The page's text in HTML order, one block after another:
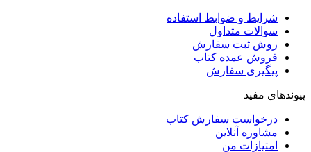
شرایط و ضوابط استفاده
سوالات متداول
روش ثبت سفارش
فروش عمده کتاب
پیگیری سفارش
پیوندهای مفید
درخواست سفارش کتاب
مشاوره آنلاین
امتیازات من